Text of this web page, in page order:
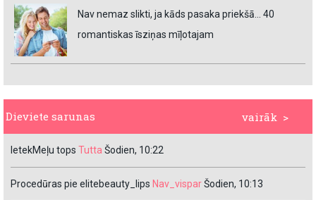
Nav nemaz slikti, ja kāds pasaka priekšā… 40
romantiskas īsziņas mīļotajam
vairāk >
Dieviete sarunas
IetekMeļu tops Tutta Šodien, 10:22
Procedūras pie elitebeauty_lips Nav_visparŠodien, 10:13